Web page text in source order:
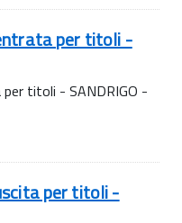
per titoli -
titoli - SANDRIGO -
per titoli -